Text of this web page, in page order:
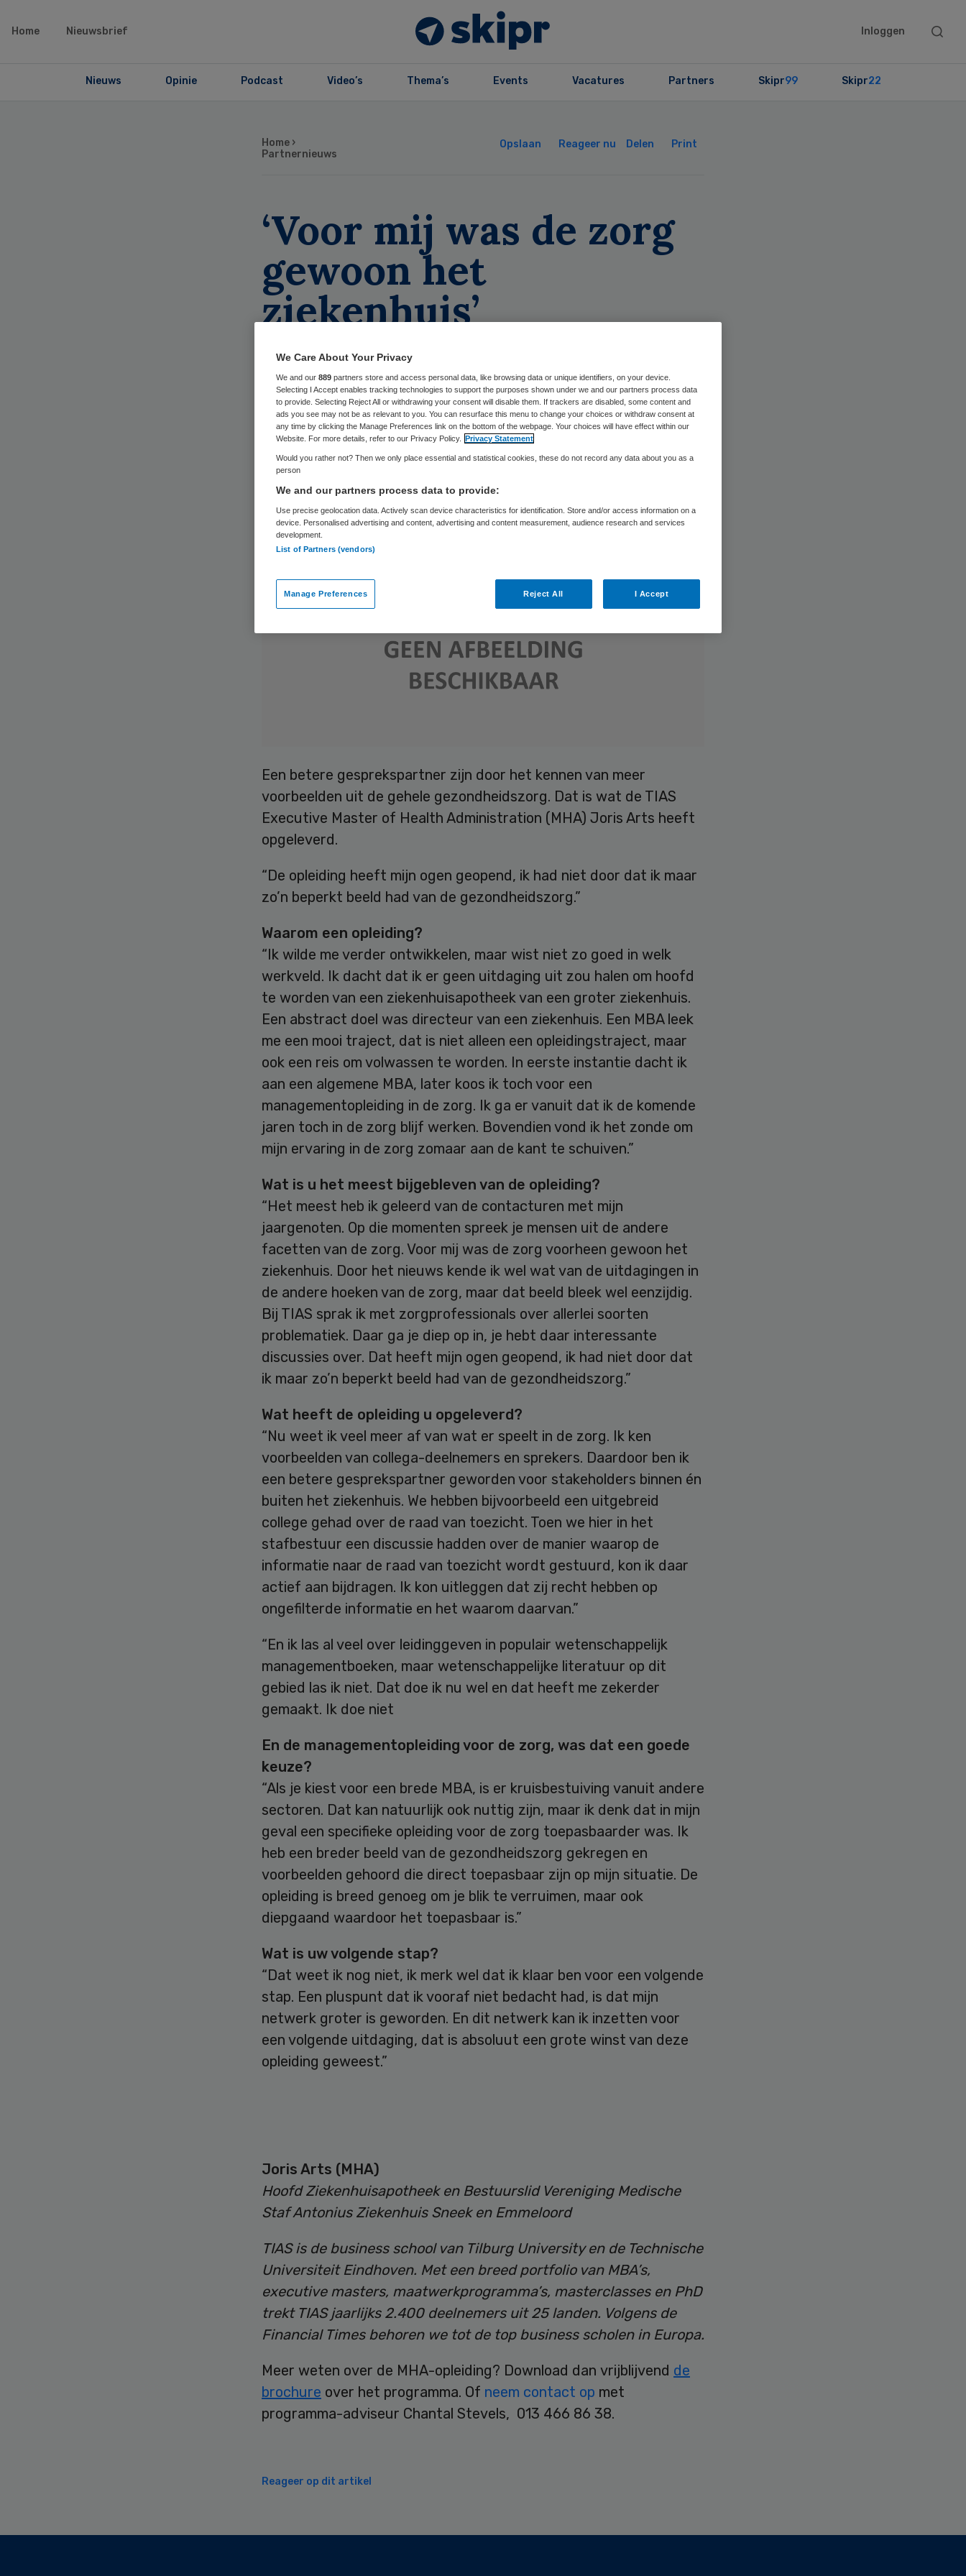
Home Nieuwsbrief Inloggen
Search
Nieuws Opinie Podcast Video’s Thema’s Events Vacatures Partners Skipr99 Skipr22
Home ›
Partnernieuws
Opslaan Reageer nu Delen Print
‘Voor mij was de zorg
gewoon het
ziekenhuis’
Skipr Redactie 1 oktober 2014,09:54 82 keer gelezen
Een betere gesprekspartner zijn door het kennen van meer
voorbeelden uit de gehele gezondheidszorg. Dat is wat de TIAS
Executive Master of Health Administration (MHA) Joris Arts heeft
opgeleverd.
“De opleiding heeft mijn ogen geopend, ik had niet door dat ik maar
zo’n beperkt beeld had van de gezondheidszorg.”
Waarom een opleiding?
“Ik wilde me verder ontwikkelen, maar wist niet zo goed in welk
werkveld. Ik dacht dat ik er geen uitdaging uit zou halen om hoofd
te worden van een ziekenhuisapotheek van een groter ziekenhuis.
Een abstract doel was directeur van een ziekenhuis. Een MBA leek
me een mooi traject, dat is niet alleen een opleidingstraject, maar
ook een reis om volwassen te worden. In eerste instantie dacht ik
aan een algemene MBA, later koos ik toch voor een
managementopleiding in de zorg. Ik ga er vanuit dat ik de komende
jaren toch in de zorg blijf werken. Bovendien vond ik het zonde om
mijn ervaring in de zorg zomaar aan de kant te schuiven.”
Wat is u het meest bijgebleven van de opleiding?
“Het meest heb ik geleerd van de contacturen met mijn
jaargenoten. Op die momenten spreek je mensen uit de andere
facetten van de zorg. Voor mij was de zorg voorheen gewoon het
ziekenhuis. Door het nieuws kende ik wel wat van de uitdagingen in
de andere hoeken van de zorg, maar dat beeld bleek wel eenzijdig.
Bij TIAS sprak ik met zorgprofessionals over allerlei soorten
problematiek. Daar ga je diep op in, je hebt daar interessante
discussies over. Dat heeft mijn ogen geopend, ik had niet door dat
ik maar zo’n beperkt beeld had van de gezondheidszorg.”
Wat heeft de opleiding u opgeleverd?
“Nu weet ik veel meer af van wat er speelt in de zorg. Ik ken
voorbeelden van collega-deelnemers en sprekers. Daardoor ben ik
een betere gesprekspartner geworden voor stakeholders binnen én
buiten het ziekenhuis. We hebben bijvoorbeeld een uitgebreid
college gehad over de raad van toezicht. Toen we hier in het
stafbestuur een discussie hadden over de manier waarop de
informatie naar de raad van toezicht wordt gestuurd, kon ik daar
actief aan bijdragen. Ik kon uitleggen dat zij recht hebben op
ongefilterde informatie en het waarom daarvan.”
“En ik las al veel over leidinggeven in populair wetenschappelijk
managementboeken, maar wetenschappelijke literatuur op dit
gebied las ik niet. Dat doe ik nu wel en dat heeft me zekerder
gemaakt. Ik doe niet
En de managementopleiding voor de zorg, was dat een goede
keuze?
“Als je kiest voor een brede MBA, is er kruisbestuiving vanuit andere
sectoren. Dat kan natuurlijk ook nuttig zijn, maar ik denk dat in mijn
geval een specifieke opleiding voor de zorg toepasbaarder was. Ik
heb een breder beeld van de gezondheidszorg gekregen en
voorbeelden gehoord die direct toepasbaar zijn op mijn situatie. De
opleiding is breed genoeg om je blik te verruimen, maar ook
diepgaand waardoor het toepasbaar is.”
Wat is uw volgende stap?
“Dat weet ik nog niet, ik merk wel dat ik klaar ben voor een volgende
stap. Een pluspunt dat ik vooraf niet bedacht had, is dat mijn
netwerk groter is geworden. En dit netwerk kan ik inzetten voor
een volgende uitdaging, dat is absoluut een grote winst van deze
opleiding geweest.”
Joris Arts (MHA)
Hoofd Ziekenhuisapotheek en Bestuurslid Vereniging Medische
Staf Antonius Ziekenhuis Sneek en Emmeloord
TIAS is de business school van Tilburg University en de Technische
Universiteit Eindhoven. Met een breed portfolio van MBA’s,
executive masters, maatwerkprogramma’s, masterclasses en PhD
trekt TIAS jaarlijks 2.400 deelnemers uit 25 landen. Volgens de
Financial Times behoren we tot de top business scholen in Europa.
Meer weten over de MHA-opleiding? Download dan vrijblijvend de
brochure over het programma. Of neem contact op met
programma-adviseur Chantal Stevels, 013 466 86 38.
Reageer op dit artikel
We Care About Your Privacy
We and our 889 partners store and access personal data, like browsing data or unique identifiers, on your device.
Selecting I Accept enables tracking technologies to support the purposes shown under we and our partners process data
to provide. Selecting Reject All or withdrawing your consent will disable them. If trackers are disabled, some content and
ads you see may not be as relevant to you. You can resurface this menu to change your choices or withdraw consent at
any time by clicking the Manage Preferences link on the bottom of the webpage. Your choices will have effect within our
Website. For more details, refer to our Privacy Policy. Privacy Statement
Would you rather not? Then we only place essential and statistical cookies, these do not record any data about you as a
person
We and our partners process data to provide:
Use precise geolocation data. Actively scan device characteristics for identification. Store and/or access information on a
device. Personalised advertising and content, advertising and content measurement, audience research and services
development.
List of Partners (vendors)
Manage Preferences Reject All I Accept